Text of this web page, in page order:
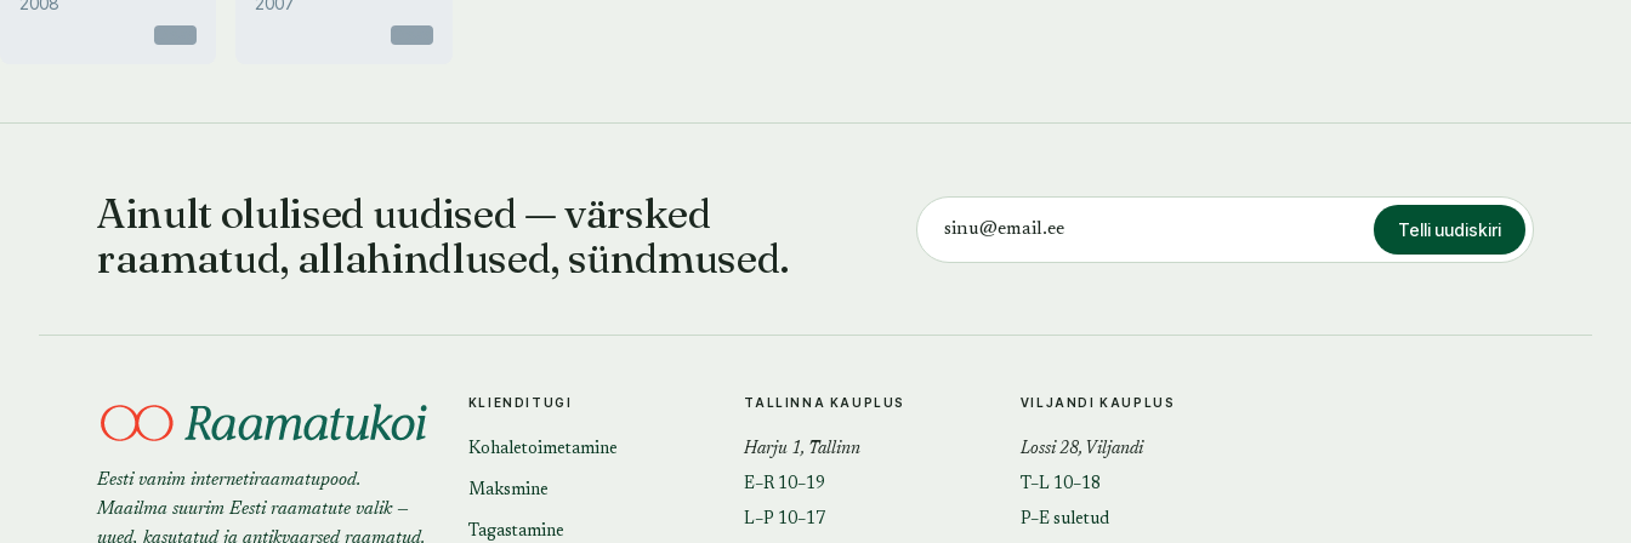
Ainult olulised uudised — värsked
raamatud, allahindlused, sündmused.
Telli uudiskiri
Eesti vanim internetiraamatupood.
Maailma suurim Eesti raamatute valik —
uued, kasutatud ja antikvaarsed raamatud.
KLIENDITUGI
Kohaletoimetamine
Maksmine
Tagastamine
TALLINNA KAUPLUS
Harju 1, Tallinn
E–R 10–19
L–P 10–17
VILJANDI KAUPLUS
Lossi 28, Viljandi
T–L 10–18
P–E suletud